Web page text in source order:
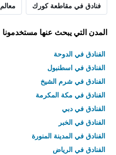
فنادق في مقاطعة كورك معالم
المدن التي يبحث عنها مستخدمونا
الفنادق في الدوحة
الفنادق في اسطنبول
الفنادق في شرم الشيخ
الفنادق في مكة المكرمة
الفنادق في دبي
الفنادق في الخبر
الفنادق في المدينة المنورة
الفنادق في الرياض